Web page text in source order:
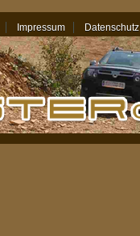
Impressum Datenschutz